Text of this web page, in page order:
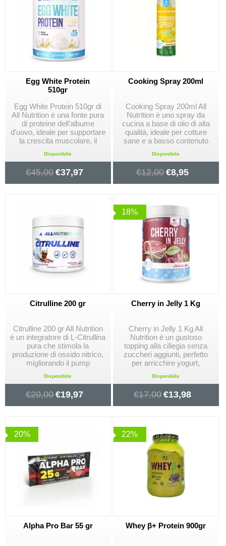
Egg White Protein
510gr
Egg White Protein 510gr di
All Nutrition è una fonte pura
di proteine dell’albume
d’uovo, ideale per supportare
la crescita muscolare, il
chi cerca un prodotto senza
Disponibile
€45,00 €37,97
Cooking Spray 200ml
Cooking Spray 200ml All
Nutrition è uno spray da
cucina a base di olio di alta
qualità, ideale per cotture
sane e a basso contenuto
grigliare, friggere e cuocere
grassi.
Disponibile
€12,00 €8,95
Citrulline 200 gr
Citrulline 200 gr All Nutrition
è un integratore di L-Citrullina
pura che stimola la
produzione di ossido nitrico,
migliorando il pump
atletiche. Ideale per
recupero ottimizzato.
Disponibile
€20,00 €19,97
18%
Cherry in Jelly 1 Kg
Cherry in Jelly 1 Kg All
Nutrition è un gustoso
topping alla ciliegia senza
zuccheri aggiunti, perfetto
per arricchire yogurt,
calorie e ideale per chi segue
Disponibile
€17,00 €13,98
20%
Alpha Pro Bar 55 gr
22%
Whey β+ Protein 900gr